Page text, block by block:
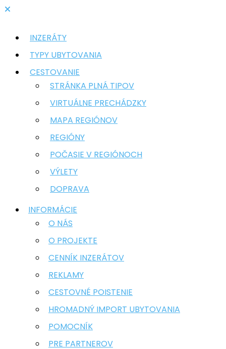
INZERÁTY
TYPY UBYTOVANIA
CESTOVANIE
STRÁNKA PLNÁ TIPOV
VIRTUÁLNE PRECHÁDZKY
MAPA REGIÓNOV
REGIÓNY
POČASIE V REGIÓNOCH
VÝLETY
DOPRAVA
INFORMÁCIE
O NÁS
O PROJEKTE
CENNÍK INZERÁTOV
REKLAMY
CESTOVNÉ POISTENIE
HROMADNÝ IMPORT UBYTOVANIA
POMOCNÍK
PRE PARTNEROV